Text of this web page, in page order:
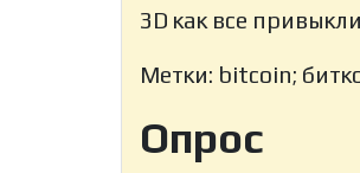
3D как все
Метки: bitcoin;
Опрос